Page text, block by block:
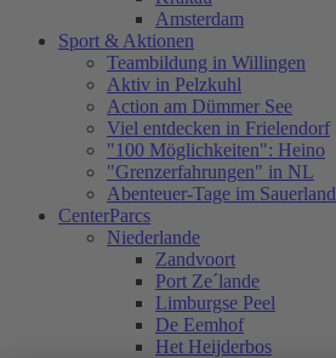
Amsterdam
Sport & Aktionen
Teambildung in Willingen
Aktiv in Pelzkuhl
Action am Dümmer See
Viel entdecken in Frielendorf
"100 Möglichkeiten": Heino
"Grenzerfahrungen" in NL
Abenteuer-Tage im Sauerland
CenterParcs
Niederlande
Zandvoort
Port Ze´lande
Limburgse Peel
De Eemhof
Het Heijderbos